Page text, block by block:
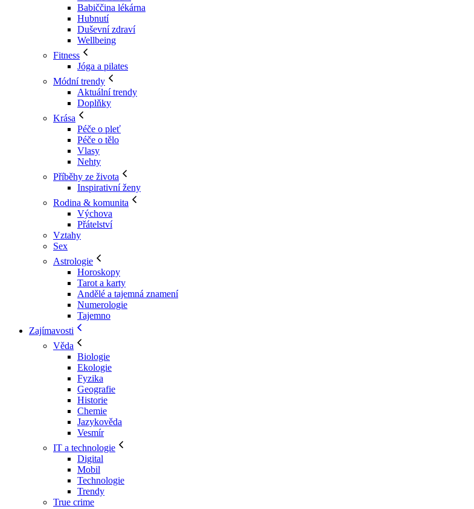
Babiččina lékárna
Hubnutí
Duševní zdraví
Wellbeing
Fitness
Jóga a pilates
Módní trendy
Aktuální trendy
Doplňky
Krása
Péče o pleť
Péče o tělo
Vlasy
Nehty
Příběhy ze života
Inspirativní ženy
Rodina & komunita
Výchova
Přátelství
Vztahy
Sex
Astrologie
Horoskopy
Tarot a karty
Andělé a tajemná znamení
Numerologie
Tajemno
Zajímavosti
Věda
Biologie
Ekologie
Fyzika
Geografie
Historie
Chemie
Jazykověda
Vesmír
IT a technologie
Digital
Mobil
Technologie
Trendy
True crime